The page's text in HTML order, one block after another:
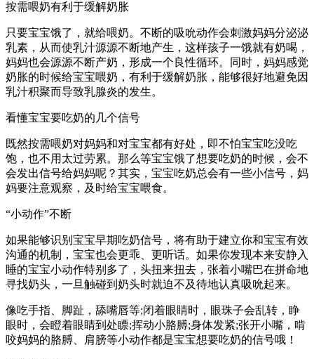
按需喂奶有利于缓解奶胀
只要宝宝饿了，就给喂奶。不断的吸吮动作会刺激妈妈分泌泌
乳素，从而使乳汁源源不断地产生，这样孩子一饿就有奶喝，
妈妈也会源源不断产奶，形成一个良性循环。同时，妈妈感觉
奶胀的时候给宝宝喂奶，有利于缓解奶胀，能够很好地避免因
乳汁积聚而导致乳腺炎的发生。
看懂宝宝要吃奶的几个信号
既然按需喂奶对妈妈和对宝宝都有好处，即不怕宝宝吃没吃
饱，也不用太过劳累。那么等宝宝饿了想要吃奶的时候，会不
会发出信号给妈妈呢？其实，宝宝吃奶总会有一些小信号，妈
妈要注意观察，及时给宝宝喂食。
“小动作”不断
如果能够识别宝宝早期吃奶信号，将有助于建立你和宝宝有效
沟通的机制，宝宝也会更乖、更听话。如果你发现本来安静入
睡的宝宝小动作特别多了，头扭来扭去，张着小嘴巴在拼命地
寻找奶头，一旦触碰到奶头时就迫不及待地认真吸吮起来。
像吃手指、脚趾，舔嘴唇等;闭着眼睛时，眼珠子会乱转，睁
眼时，会瞪着眼睛到处瞟;挥动小胳膊;身体发紧;张开小嘴，啃
咬妈妈的胳膊、肩膀等小动作都是宝宝想要吃奶的信号哦！